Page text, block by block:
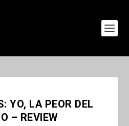
YO, LA PEOR DEL
– REVIEW